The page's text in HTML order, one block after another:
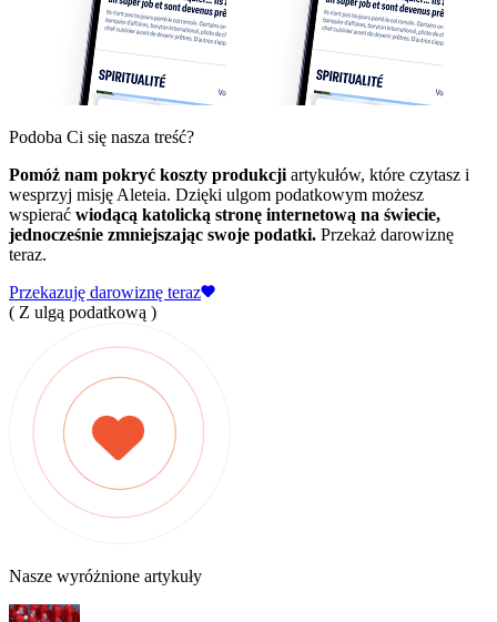
Podoba Ci się nasza treść?
Pomóż nam pokryć koszty produkcji artykułów, które czytasz i
wesprzyj misję Aleteia. Dzięki ulgom podatkowym możesz
wspierać wiodącą katolicką stronę internetową na świecie,
jednocześnie zmniejszając swoje podatki. Przekaż darowiznę
teraz.
Przekazuję darowiznę teraz
( Z ulgą podatkową )
Nasze wyróżnione artykuły